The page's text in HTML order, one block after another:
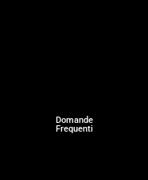
Domande
Frequenti